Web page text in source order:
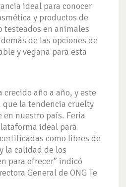
ideal para conocer
y productos de
testeados en animales
de las opciones de
y vegana para esta
crecido año a año, y este
que la tendencia cruelty
nuestro país. Feria
ideal para
como libres de
la calidad de los
para ofrecer” indicó
General de ONG Te